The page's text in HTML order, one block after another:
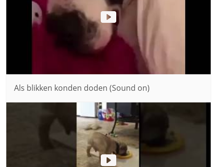
Als blikken konden doden (Sound on)